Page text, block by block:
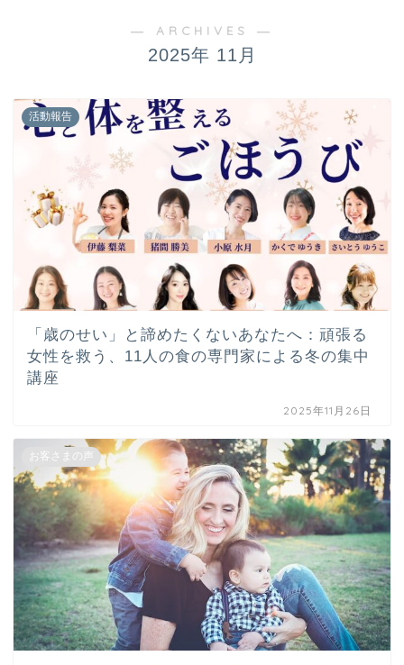
― ARCHIVES ―
2025年 11月
活動報告
「歳のせい」と諦めたくないあなたへ：頑張る
女性を救う、11人の食の専門家による冬の集中
講座
2025年11月26日
お客さまの声